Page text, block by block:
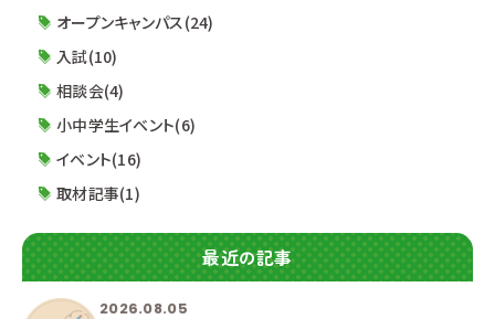
静岡校出張説明会《グランシップ》 に参加される方
オープンキャンパス(24)
入試(10)
相談会(4)
小中学生イベント(6)
イベント(16)
取材記事(1)
最近の記事
2026.08.05